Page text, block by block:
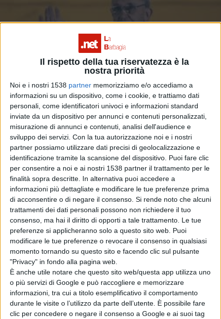
Il rispetto della tua riservatezza è la
nostra priorità
Noi e i nostri 1538 partner memorizziamo e/o accediamo a
informazioni su un dispositivo, come i cookie, e trattiamo dati
personali, come identificatori univoci e informazioni standard
inviate da un dispositivo per annunci e contenuti personalizzati,
misurazione di annunci e contenuti, analisi dell'audience e
sviluppo dei servizi. Con la tua autorizzazione noi e i nostri
partner possiamo utilizzare dati precisi di geolocalizzazione e
identificazione tramite la scansione del dispositivo. Puoi fare clic
per consentire a noi e ai nostri 1538 partner il trattamento per le
finalità sopra descritte. In alternativa puoi accedere a
informazioni più dettagliate e modificare le tue preferenze prima
di acconsentire o di negare il consenso. Si rende noto che alcuni
trattamenti dei dati personali possono non richiedere il tuo
consenso, ma hai il diritto di opporti a tale trattamento. Le tue
preferenze si applicheranno solo a questo sito web. Puoi
modificare le tue preferenze o revocare il consenso in qualsiasi
momento tornando su questo sito e facendo clic sul pulsante
"Privacy" in fondo alla pagina web.
È anche utile notare che questo sito web/questa app utilizza uno
o più servizi di Google e può raccogliere e memorizzare
informazioni, tra cui a titolo esemplificativo il comportamento
durante le visite o l’utilizzo da parte dell’utente. È possibile fare
clic per concedere o negare il consenso a Google e ai suoi tag
Sa cattedra e Pedru